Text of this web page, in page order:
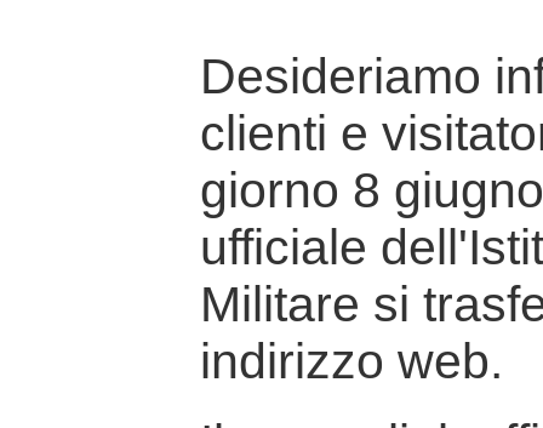
Desideriamo
clienti e
giorno 8
ufficiale
Militare si
indirizzo web.